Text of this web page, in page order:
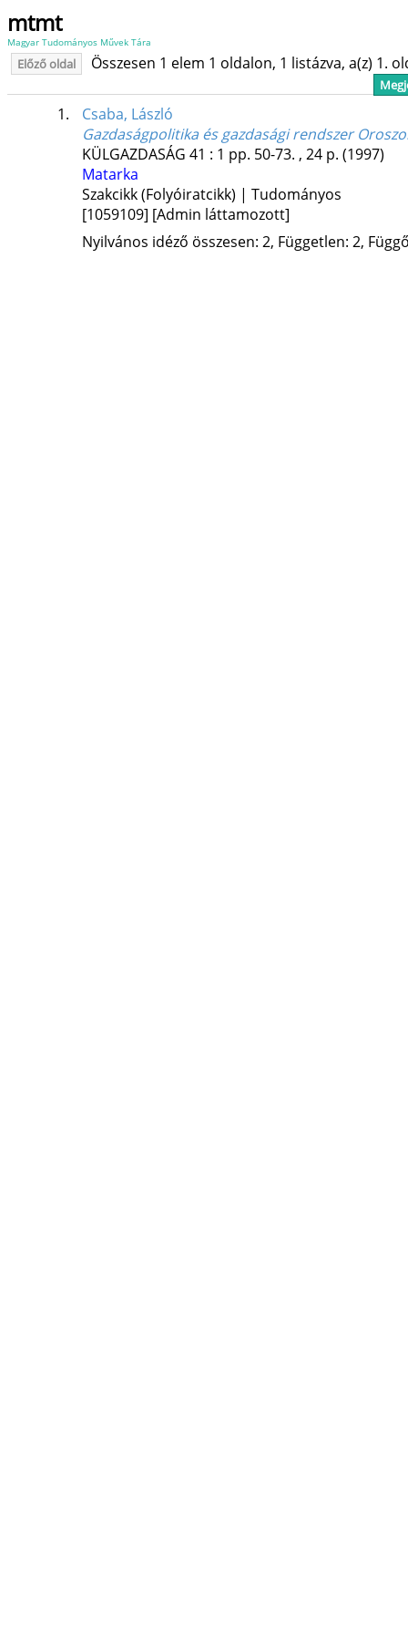
mtmt
Magyar Tudományos Művek Tára
Előző oldal Összesen 1 elem 1 oldalon, 1 listázva, a(z) 1.
1.
Csaba, László
Gazdaságpolitika és gazdasági rendszer
KÜLGAZDASÁG 41 : 1 pp. 50-73. , 24 p. (1997)
Matarka
Szakcikk (Folyóiratcikk) | Tudományos
[1059109] [Admin láttamozott]
Nyilvános idéző összesen: 2, Független: 2,